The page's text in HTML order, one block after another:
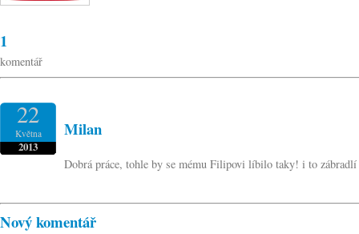
1
komentář
22
Května
2013
Milan
Dobrá práce, tohle by se mému Filipovi líbilo taky! i to
Nový komentář